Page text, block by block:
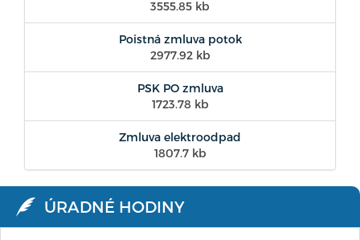
3555.85 kb
Poistná zmluva potok
2977.92 kb
PSK PO zmluva
1723.78 kb
Zmluva elektroodpad
1807.7 kb
ÚRADNÉ HODINY